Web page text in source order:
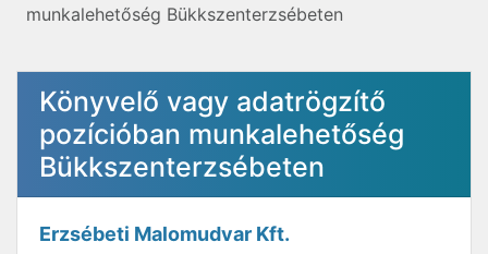
munkalehetőség Bükkszenterzsébeten
Könyvelő vagy adatrögzítő
pozícióban munkalehetőség
Bükkszenterzsébeten
Erzsébeti Malomudvar Kft.